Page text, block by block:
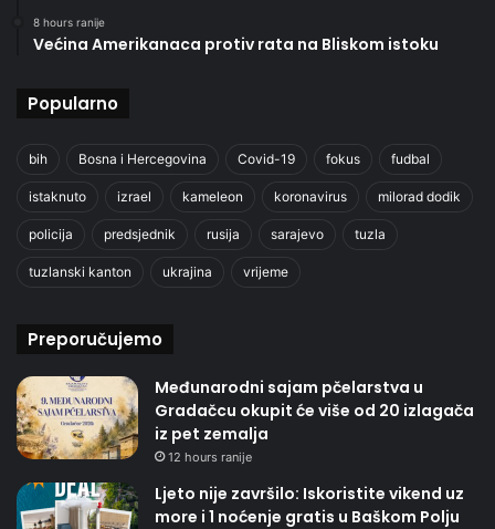
8 hours ranije
Većina Amerikanaca protiv rata na Bliskom istoku
Popularno
bih Bosna i Hercegovina Covid-19 fokus fudbal
istaknuto izrael kameleon koronavirus milorad dodik
policija predsjednik rusija sarajevo tuzla
tuzlanski kanton ukrajina vrijeme
Preporučujemo
Međunarodni sajam pčelarstva u
Gradačcu okupit će više od 20 izlagača
iz pet zemalja
12 hours ranije
Ljeto nije završilo: Iskoristite vikend uz
more i 1 noćenje gratis u Baškom Polju